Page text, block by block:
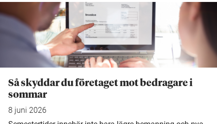
Så skyddar du företaget mot bedragare i
sommar
8 juni 2026